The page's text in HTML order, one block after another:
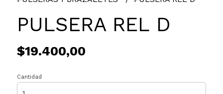
PULSERA REL D
$19.400,00
Cantidad